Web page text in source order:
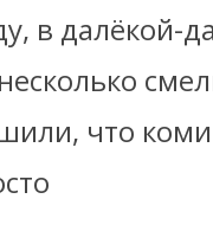
в далёкой-
что